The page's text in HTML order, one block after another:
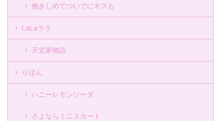
抱きしめてついでにキスも
LaLaララ
天堂家物語
りぼん
ハニーレモンソーダ
さよならミニスカート